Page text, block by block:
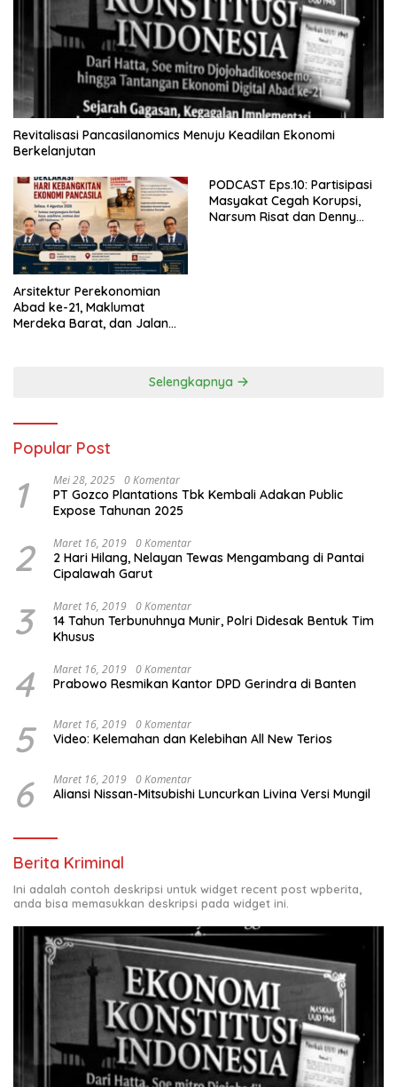
Revitalisasi Pancasilanomics Menuju Keadilan Ekonomi
Berkelanjutan
Arsitektur Perekonomian
Abad ke-21, Maklumat
Merdeka Barat, dan Jalan
PODCAST Eps.10: Partisipasi
Masyakat Cegah Korupsi,
Narsum Risat dan Denny
Selengkapnya
Popular Post
1 Mei 28, 2025 0 Komentar
PT Gozco Plantations Tbk Kembali Adakan Public
Expose Tahunan 2025
2 Maret 16, 2019 0 Komentar
2 Hari Hilang, Nelayan Tewas Mengambang di Pantai
Cipalawah Garut
3 Maret 16, 2019 0 Komentar
14 Tahun Terbunuhnya Munir, Polri Didesak Bentuk Tim
Khusus
4 Maret 16, 2019 0 Komentar
Prabowo Resmikan Kantor DPD Gerindra di Banten
5 Maret 16, 2019 0 Komentar
Video: Kelemahan dan Kelebihan All New Terios
6 Maret 16, 2019 0 Komentar
Aliansi Nissan-Mitsubishi Luncurkan Livina Versi Mungil
Berita Kriminal
Ini adalah contoh deskripsi untuk widget recent post wpberita,
anda bisa memasukkan deskripsi pada widget ini.